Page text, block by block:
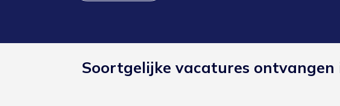
Soortgelijke vacatures ontvangen